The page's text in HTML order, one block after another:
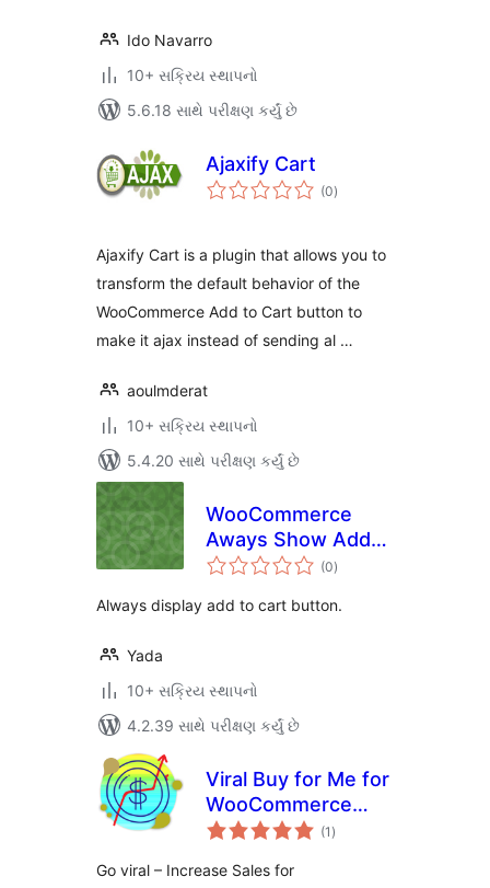
Ido Navarro
10+ સક્રિય સ્થાપનો
5.6.18 સાથે પરીક્ષણ કર્યું છે
Ajaxify Cart
(0કુલ
રેટિંગ્સ
)
Ajaxify Cart is a plugin that allows you to
transform the default behavior of the
WooCommerce Add to Cart button to
make it ajax instead of sending al …
aoulmderat
10+ સક્રિય સ્થાપનો
5.4.20 સાથે પરીક્ષણ કર્યું છે
WooCommerce
Aways Show Add
to Cart
(0કુલ
રેટિંગ્સ
)
Always display add to cart button.
Yada
10+ સક્રિય સ્થાપનો
4.2.39 સાથે પરીક્ષણ કર્યું છે
Viral Buy for Me for
WooCommerce
Increase Sales
(1 કુલ
રેટિંગ્સ
)
Go viral – Increase Sales for